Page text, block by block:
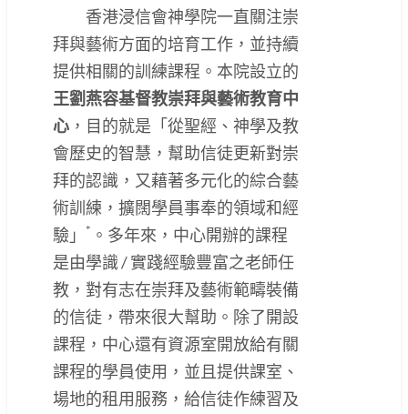
香港浸信會神學院一直關注崇
拜與藝術方面的培育工作，並持續
提供相關的訓練課程。本院設立的
王劉燕容基督教崇拜與藝術教育中
心 ，目的就是「從聖經、神學及教
會歷史的智慧，幫助信徒更新對崇
拜的認識，又藉著多元化的綜合藝
術訓練，擴闊學員事奉的領域和經
驗」
* 。多年來，中心開辦的課程
是由學識 / 實踐經驗豐富之老師任
教，對有志在崇拜及藝術範疇裝備
的信徒，帶來很大幫助。除了開設
課程，中心還有資源室開放給有關
課程的學員使用，並且提供課室、
場地的租用服務，給信徒作練習及